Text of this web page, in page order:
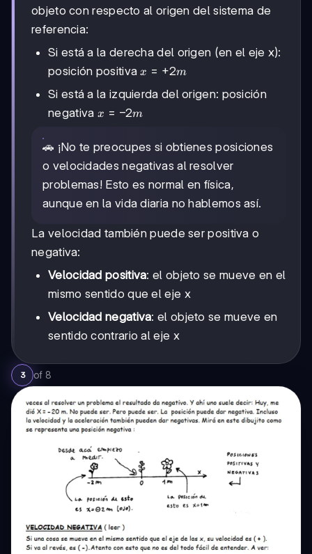
objeto con respecto al origen del sistema de
referencia:
Si está a la derecha del origen (en el eje x):
posición positivax =
x = +2m
Si está a la izquierda del origen: posición
negativa x =
x = −2m
🚗 ¡No te preocupes si obtienes posiciones
o velocidades negativas al resolver
problemas! Esto es normal en física,
aunque en la vida diaria no hablemos así.
La velocidad también puede ser positiva o
negativa:
Velocidad positiva: el objeto se mueve en el
mismo sentido que el eje x
Velocidad negativa: el objeto se mueve en
sentido contrario al eje x
3 of 8